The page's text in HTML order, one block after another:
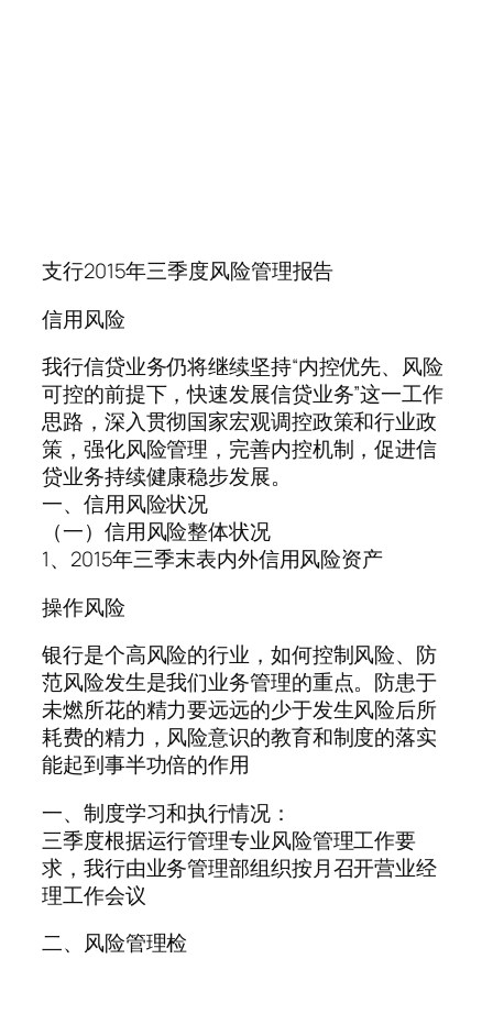
支行2015年三季度风险管理报告
信用风险
我行信贷业务仍将继续坚持“内控优先、风险
可控的前提下，快速发展信贷业务”这一工作
思路，深入贯彻国家宏观调控政策和行业政
策，强化风险管理，完善内控机制，促进信
贷业务持续健康稳步发展。
一、信用风险状况
（一）信用风险整体状况
1、2015年三季末表内外信用风险资产
操作风险
银行是个高风险的行业，如何控制风险、防
范风险发生是我们业务管理的重点。防患于
未燃所花的精力要远远的少于发生风险后所
耗费的精力，风险意识的教育和制度的落实
能起到事半功倍的作用
一、制度学习和执行情况：
三季度根据运行管理专业风险管理工作要
求，我行由业务管理部组织按月召开营业经
理工作会议
二、风险管理检